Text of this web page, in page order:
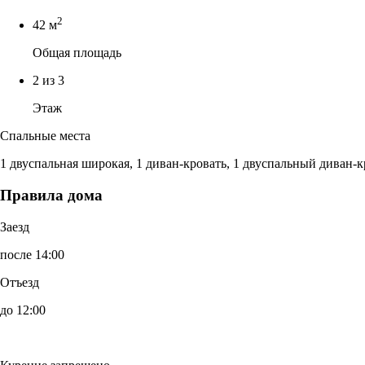
42 м2
Общая площадь
2 из 3
Этаж
Спальные места
1 двуспальная широкая, 1 диван-кровать, 1 двуспальный диван-
Правила дома
Заезд
после 14:00
Отъезд
до 12:00